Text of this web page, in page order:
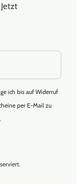
ich bis auf Widerruf
per E-Mail zu
.